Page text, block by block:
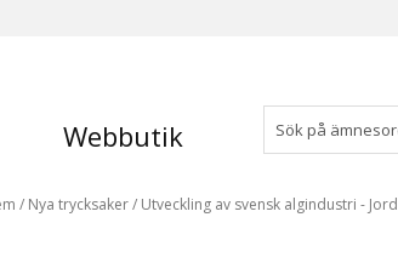
Webbutik
/ Nya trycksaker/ Utveckling av svensk algindustri -